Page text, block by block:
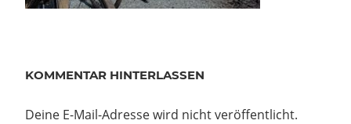
KOMMENTAR HINTERLASSEN
Deine E-Mail-Adresse wird nicht veröffentlicht.